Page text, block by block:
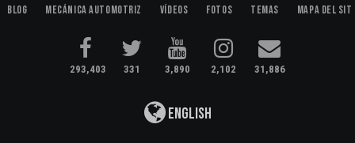
Blog Mecánica Automotriz Vídeos Fotos Temas Mapa del
293,403 331 3,890 2,102 31,886
English